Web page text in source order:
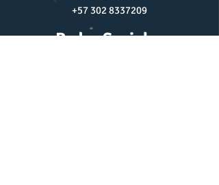
+57 302 8337209
Redes Sociales